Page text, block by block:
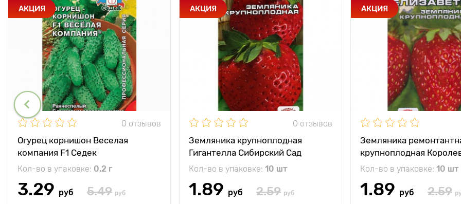
АКЦИЯ
0 отзывов
Огурец корнишон Веселая
компания F1 Седек
Кол-во в упаковке: 0.2 г
3.29 руб 5.49 руб
АКЦИЯ
0 отзывов
Земляника крупноплодная
Гигантелла Сибирский Сад
Кол-во в упаковке: 10 шт
1.89 руб 2.59 руб
АКЦИЯ
Земляника
крупноплодная
Елизавета Сибирский
Кол-во в упаковке: 10 шт
1.89 руб 2.59